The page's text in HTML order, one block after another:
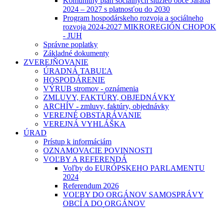
2024 – 2027 s platnosťou do 2030
Program hospodárskeho rozvoja a sociálneho
rozvoja 2024-2027 MIKROREGIÓN CHOPOK
- JUH
Správne poplatky
Základné dokumenty
ZVEREJŇOVANIE
ÚRADNÁ TABUĽA
HOSPODÁRENIE
VÝRUB stromov - oznámenia
ZMLUVY, FAKTÚRY, OBJEDNÁVKY
ARCHÍV - zmluvy, faktúry, objednávky
VEREJNÉ OBSTARÁVANIE
VEREJNÁ VYHLÁŠKA
ÚRAD
Prístup k informáciám
OZNAMOVACIE POVINNOSTI
VOĽBY A REFERENDÁ
Voľby do EURÓPSKEHO PARLAMENTU
2024
Referendum 2026
VOĽBY DO ORGÁNOV SAMOSPRÁVY
OBCÍ A DO ORGÁNOV